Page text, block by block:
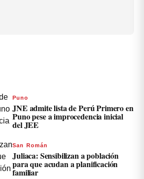
Puno
JNE admite lista de Perú Primero en
Puno pese a improcedencia inicial
del JEE
San Román
Juliaca: Sensibilizan a población
para que acudan a planificación
familiar